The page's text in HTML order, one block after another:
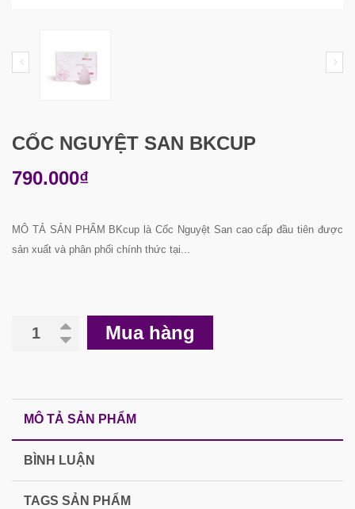
CỐC NGUYỆT SAN BKCUP
790.000₫
MÔ TẢ SẢN PHẨM BKcup là Cốc Nguyệt San cao cấp đầu tiên được
sản xuất và phân phối chính thức tại...
Mua hàng
MÔ TẢ SẢN PHẨM
BÌNH LUẬN
TAGS SẢN PHẨM